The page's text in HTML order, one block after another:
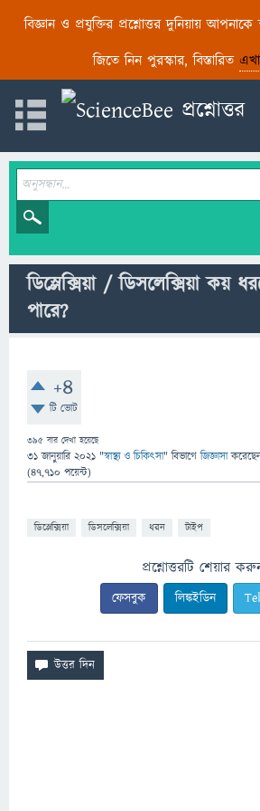
বিজ্ঞান ও প্রযুক্তির প্রশ্নোত্তর দুনিয়ায় আপনাকে
জিতে নিন পুরস্কার, বিস্তারিত
ডিস্লেক্সিয়া / ডিসলেক্সিয়া কয়
পারে?
+4
টি ভোট
395 বার দেখা হয়েছে
31 জানুয়ারি 2021 "স্বাস্থ্য ও চিকিৎসা" বিভাগে জিজ্ঞাসা
(47,710 পয়েন্ট)
ডিস্লেক্সিয়া ডিসলেক্সিয়া ধরন টাইপ
প্রশ্নোত্তরটি শেয়ার
ফেসবুক লিঙ্কইডিন